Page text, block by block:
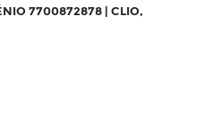
7700872878 | CLIO,